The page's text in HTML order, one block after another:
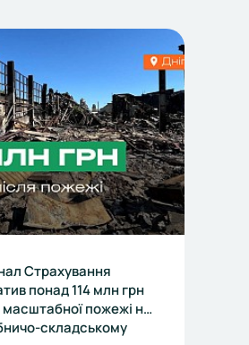
Страхування
понад 114 млн грн
масштабної пожежі на
складському